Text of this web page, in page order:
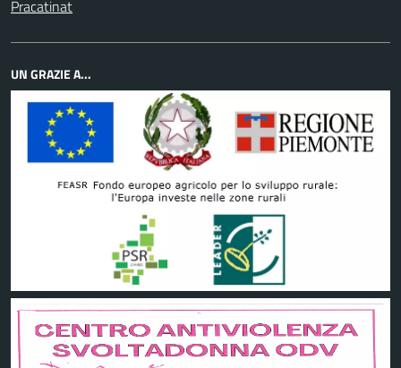
Pracatinat
UN GRAZIE A...